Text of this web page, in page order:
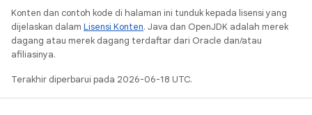
Konten dan contoh kode di halaman ini tunduk kepada lisensi yang
dijelaskan dalam Lisensi Konten. Java dan OpenJDK adalah merek
dagang atau merek dagang terdaftar dari Oracle dan/atau
afiliasinya.
Terakhir diperbarui pada 2026-06-18 UTC.